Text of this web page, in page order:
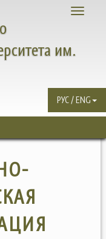
Toggle
им.
РУС / ENG